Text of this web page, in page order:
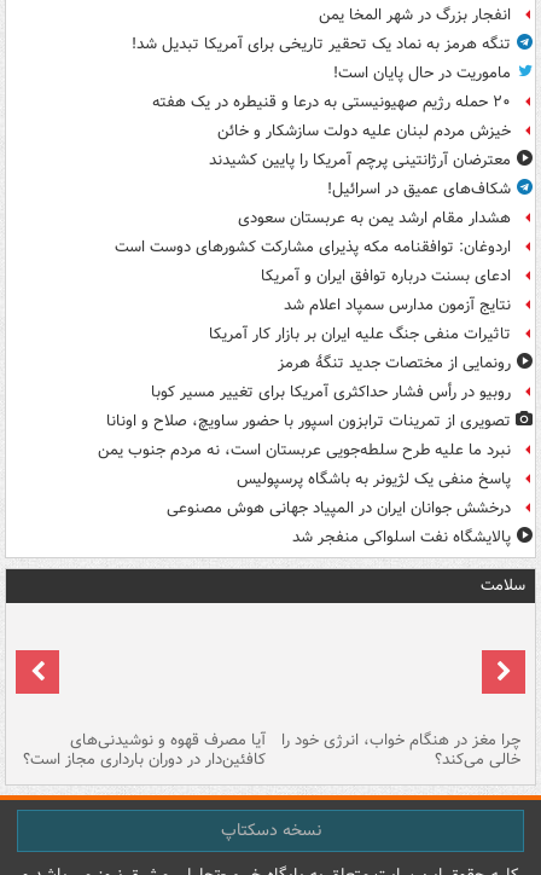
انفجار بزرگ در شهر المخا یمن
تنگه هرمز به نماد یک تحقیر تاریخی برای آمریکا تبدیل شد!
ماموریت در حال پایان است!
۲۰ حمله رژیم صهیونیستی به درعا و قنیطره در یک هفته
خیزش مردم لبنان علیه دولت سازشکار و خائن
معترضان آرژانتینی پرچم آمریکا را پایین کشیدند
شکاف‌های عمیق در اسرائیل!
هشدار مقام ارشد یمن به عربستان سعودی
اردوغان: توافقنامه مکه پذیرای مشارکت کشورهای دوست است
ادعای بسنت درباره توافق ایران و آمریکا
نتایج آزمون مدارس سمپاد اعلام شد
تاثیرات منفی جنگ علیه ایران بر بازار کار آمریکا
رونمایی از مختصات جدید تنگۀ هرمز
روبیو در رأس فشار حداکثری آمریکا برای تغییر مسیر کوبا
تصویری از تمرینات ترابزون اسپور با حضور ساویچ، صلاح و اونانا
نبرد ما علیه طرح سلطه‌جویی عربستان است، نه مردم جنوب یمن
پاسخ منفی یک لژیونر به باشگاه پرسپولیس
درخشش جوانان ایران در المپیاد جهانی هوش مصنوعی
پالایشگاه نفت اسلواکی منفجر شد
سلامت
چرا مغز در هنگام خواب، انرژی خود را
خالی می‌کند؟
آیا مصرف قهوه و نوشیدنی‌های
کافئین‌دار در دوران بارداری مجاز است؟
نسخه دسکتاپ